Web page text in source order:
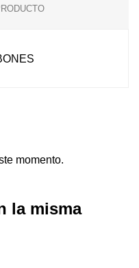
momento.
la misma